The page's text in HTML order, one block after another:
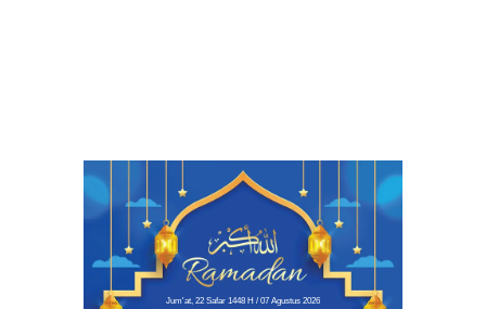
Jum'at, 22 Safar 1448 H / 07 Agustus 2026